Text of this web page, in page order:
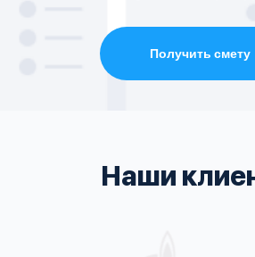
Получить смету
Наши